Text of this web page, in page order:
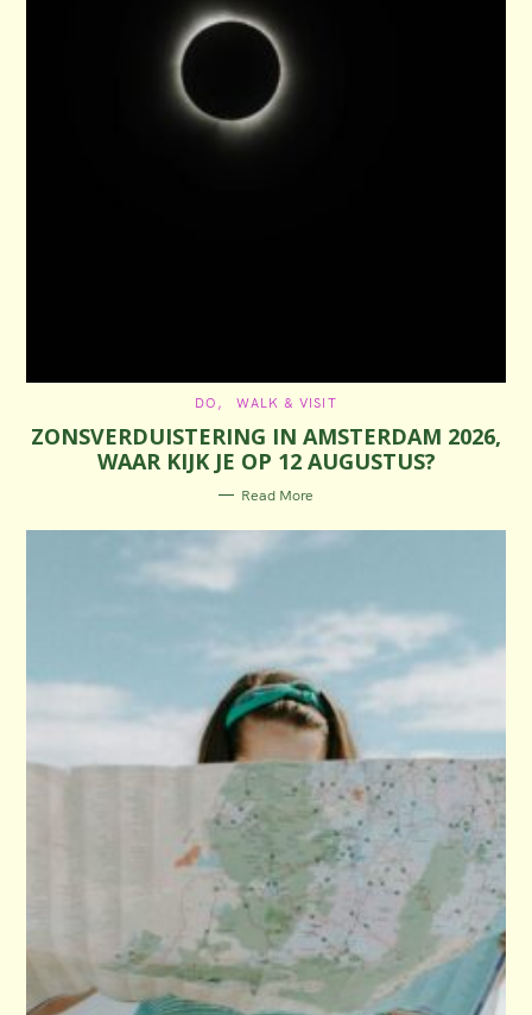
C
T
E
G
R
I
S
DO WALK & VISIT
ZONSVERDUISTERING IN AMSTERDAM 2026,
WAAR KIJK JE OP 12 AUGUSTUS?
Read More